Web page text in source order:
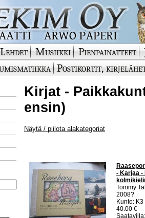
Lehdet Musiikki Pienpainatteet
Postikortit,
Kirjat -
ensin)
Näytä / piilota alakategoriat
- Karjaa -
Tommy
2008?
Kunto:
40.00 €